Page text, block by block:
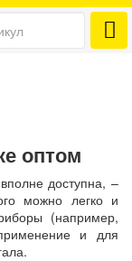
оптом
доступна, –
можно легко и
(например,
и для